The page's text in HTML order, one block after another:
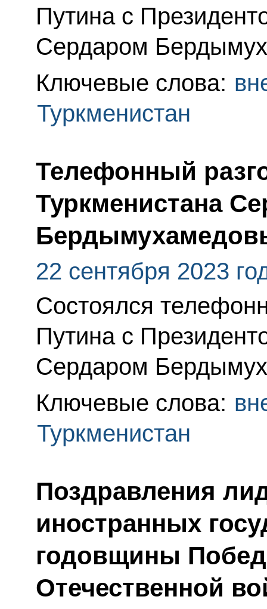
Путина с
Сердаром
Ключевые слова:
Туркменистан
Телефонный
Туркменистана
22 сентября 2023
Состоялся
Путина с
Сердаром
Ключевые слова:
Туркменистан
Поздравления
иностранных
годовщины
Отечественной